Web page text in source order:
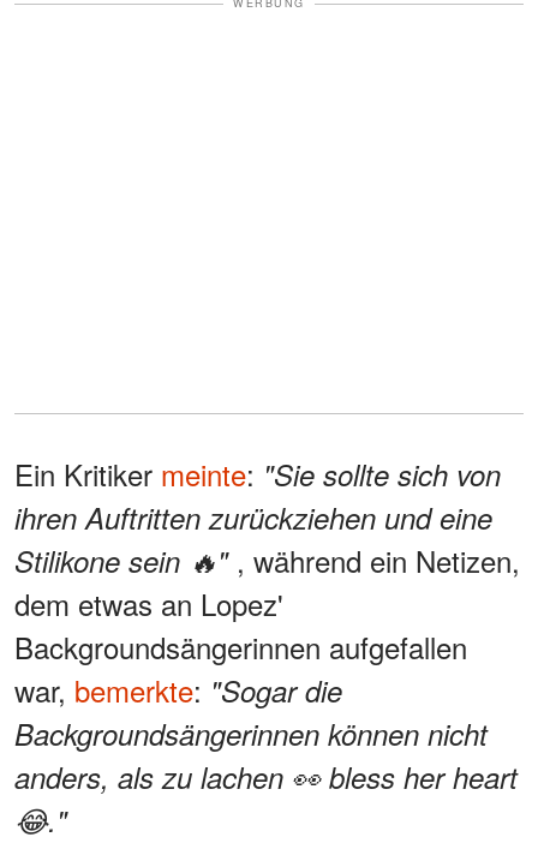
WERBUNG
Ein Kritiker meinte: "Sie sollte sich von
ihren Auftritten zurückziehen und eine
Stilikone sein 🔥" , während ein Netizen,
dem etwas an Lopez'
Backgroundsängerinnen aufgefallen
war, bemerkte: "Sogar die
Backgroundsängerinnen können nicht
anders, als zu lachen 👀 bless her heart
😂."